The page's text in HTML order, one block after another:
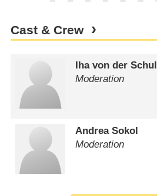
Cast & Crew
Iha von der
Moderation
Andrea Sokol
Moderation